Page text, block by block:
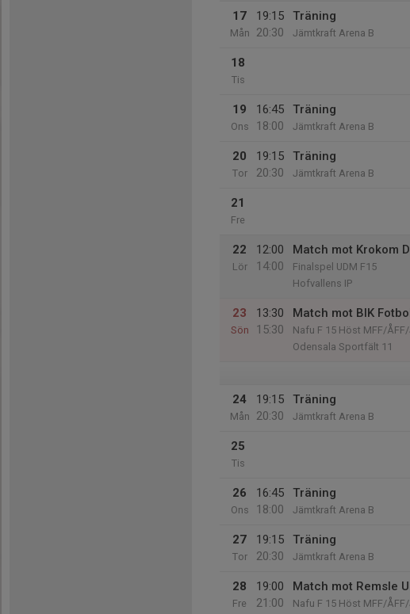
17
Mån
19:15
20:30
Träning
Jämtkraft Arena B
18
Tis
19
Ons
16:45
18:00
Träning
Jämtkraft Arena B
20
Tor
19:15
20:30
Träning
Jämtkraft Arena B
21
Fre
22
Lör
12:00
14:00
Match mot Krokom
Finalspel UDM F15
Hofvallens IP
23
Sön
13:30
15:30
Match mot BIK
Nafu F 15 Höst MFF/ÅFF/
Odensala Sportfält 11
24
Mån
19:15
20:30
Träning
Jämtkraft Arena B
25
Tis
26
Ons
16:45
18:00
Träning
Jämtkraft Arena B
27
Tor
19:15
20:30
Träning
Jämtkraft Arena B
28
Fre
19:00
21:00
Match mot Remsle
Nafu F 15 Höst MFF/ÅFF/